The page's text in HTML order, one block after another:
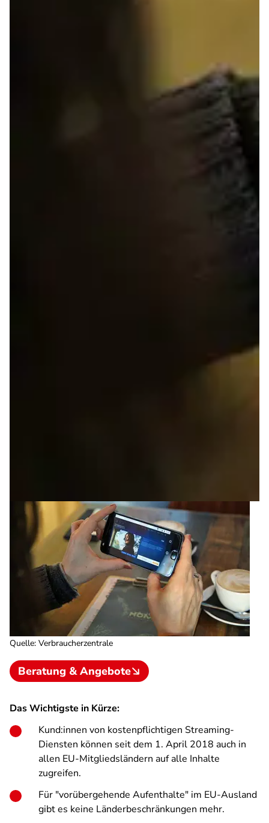
Quelle: Verbraucherzentrale
Beratung & Angebote
Das Wichtigste in Kürze:
Kund:innen von kostenpflichtigen Streaming-
Diensten können seit dem 1. April 2018 auch in
allen EU-Mitgliedsländern auf alle Inhalte
zugreifen.
Für "vorübergehende Aufenthalte" im EU-Ausland
gibt es keine Länderbeschränkungen mehr.